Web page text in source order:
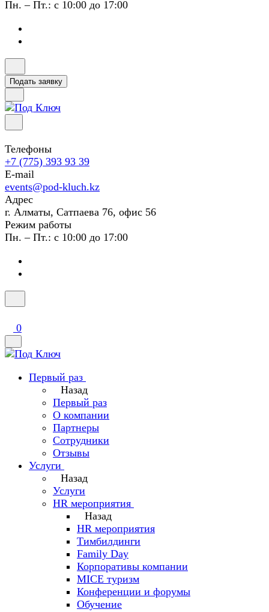
Пн. – Пт.: с 10:00 до 17:00
Подать заявку
Телефоны
+7 (775) 393 93 39
E-mail
events@pod-kluch.kz
Адрес
г. Алматы, Сатпаева 76, офис 56
Режим работы
Пн. – Пт.: с 10:00 до 17:00
0
Первый раз
Назад
Первый раз
О компании
Партнеры
Сотрудники
Отзывы
Услуги
Назад
Услуги
HR мероприятия
Назад
HR мероприятия
Тимбилдинги
Family Day
Корпоративы компании
MICE туризм
Конференции и форумы
Обучение